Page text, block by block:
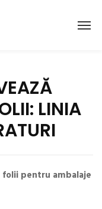
LINIA
pentru ambalaje